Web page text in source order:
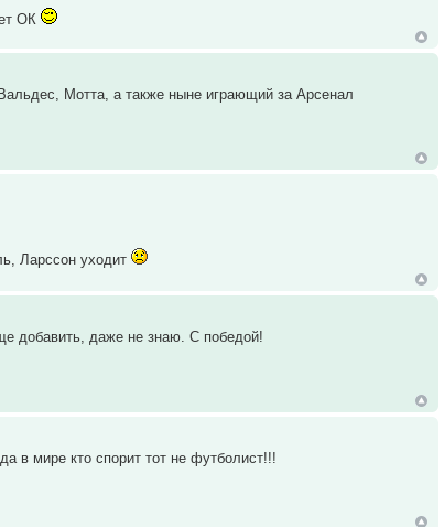
ОК
Мотта, а также ныне играющий за Арсенал
Ларcсон уходит
добавить, даже не знаю. С победой!
в мире кто спорит тот не футболист!!!